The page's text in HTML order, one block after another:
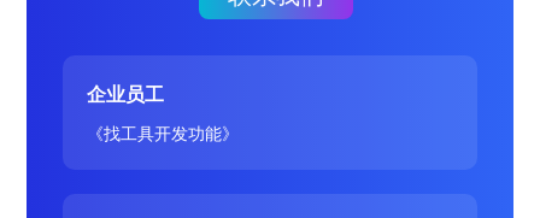
企业员工
《找工具开发功能》